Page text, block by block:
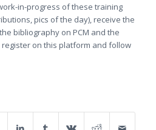
in-progress of these training
pics of the day), receive the
bibliography on PCM and the
register on this platform and follow